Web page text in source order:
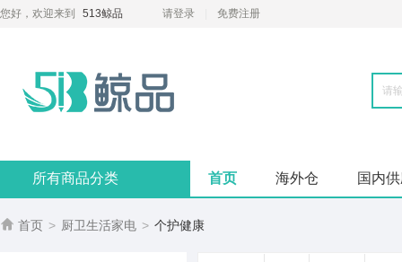
您好，欢迎来到 513鲸品 请登录 免费注册
所有商品分类 首页 海外仓 国内
 首页 > 厨卫生活家电 > 个护健康